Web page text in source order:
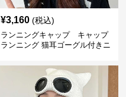
¥3,160 (税込)
ランニングキャップ キャップ
ランニング 猫耳ゴーグル付きニ